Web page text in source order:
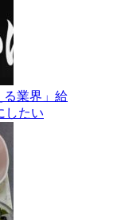
る業界」給
したい